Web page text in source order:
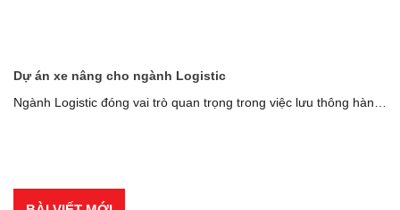
Dự án xe nâng cho ngành Logistic
Ngành Logistic đóng vai trò quan trọng trong việc lưu thông hàng